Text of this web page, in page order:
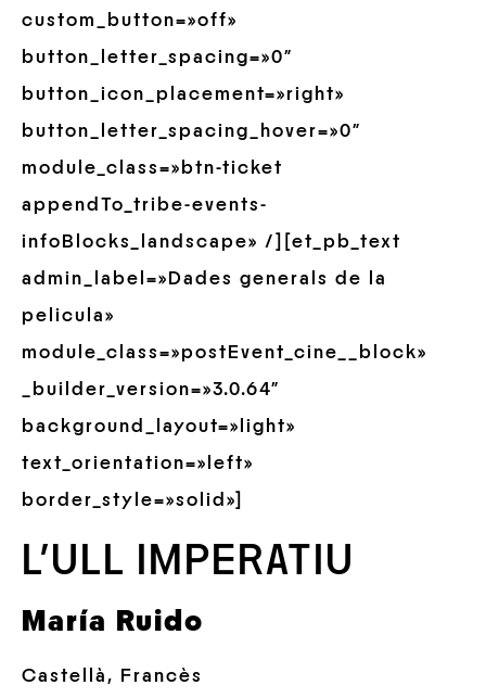
custom_button=»off»
button_letter_spacing=»0″
button_icon_placement=»right»
button_letter_spacing_hover=»0″
module_class=»btn-ticket
appendTo_tribe-events-
infoBlocks_landscape» /][et_pb_text
admin_label=»Dades generals de la
pelicula»
module_class=»postEvent_cine__block»
_builder_version=»3.0.64″
background_layout=»light»
text_orientation=»left»
border_style=»solid»]
L’ULL IMPERATIU
María Ruido
Castellà, Francès